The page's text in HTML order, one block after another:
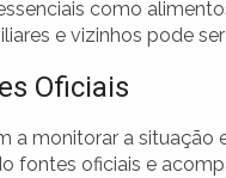
como
e vizinhos pode
Oficiais
a monitorar a
fontes oficiais e